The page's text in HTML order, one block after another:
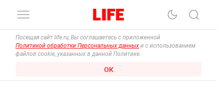
Посещая сайт life.ru, Вы соглашаетесь с приложенной
Политикой обработки Персональных данных и с использованием
файлов cookie, указанных в данной Политике.
ОК